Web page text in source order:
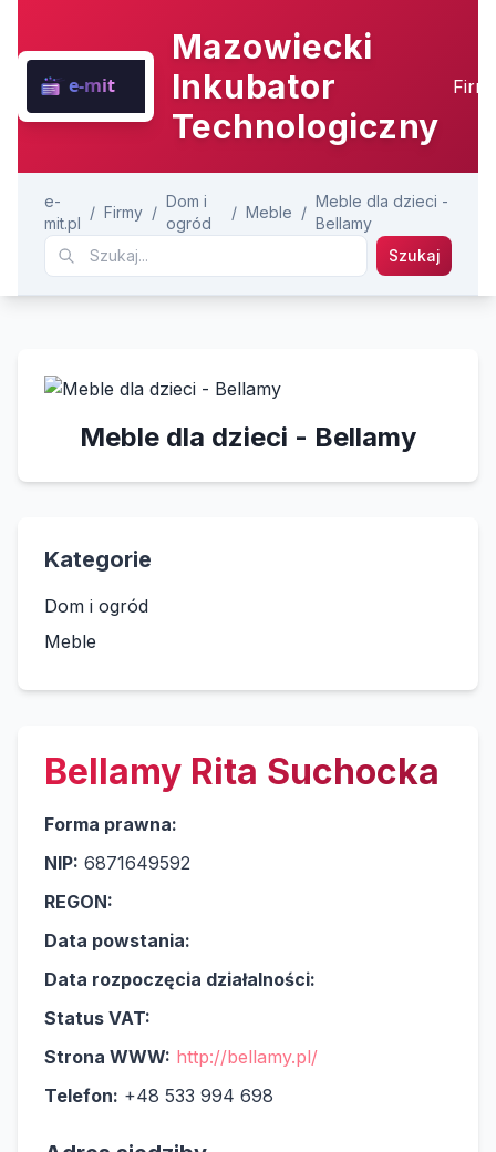
Mazowiecki
Inkubator
Technologiczny
e-
mit.pl
/ Firmy /
Dom i
ogród
/ Meble /
Meble dla dzieci -
Bellamy
Szukaj
Meble dla dzieci - Bellamy
Kategorie
Dom i ogród
Meble
Bellamy Rita Suchocka
Forma prawna:
NIP: 6871649592
REGON:
Data powstania:
Data rozpoczęcia działalności:
Status VAT:
Strona WWW: http://bellamy.pl/
Telefon: +48 533 994 698